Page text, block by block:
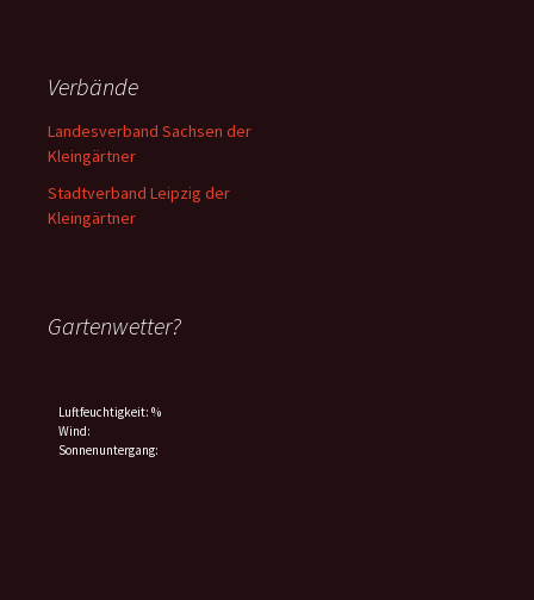
Verbände
Landesverband Sachsen der
Kleingärtner
Stadtverband Leipzig der
Kleingärtner
Gartenwetter?
Luftfeuchtigkeit: %
Wind:
Sonnenuntergang: